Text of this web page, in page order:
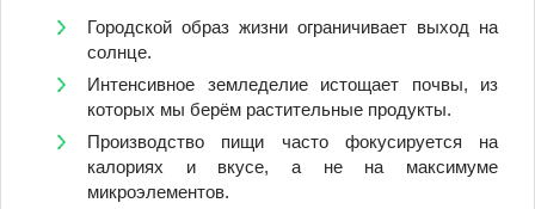
Городской образ жизни ограничивает выход на
солнце.
Интенсивное земледелие истощает почвы, из
которых мы берём растительные продукты.
Производство пищи часто фокусируется на
калориях и вкусе, а не на максимуме
микроэлементов.